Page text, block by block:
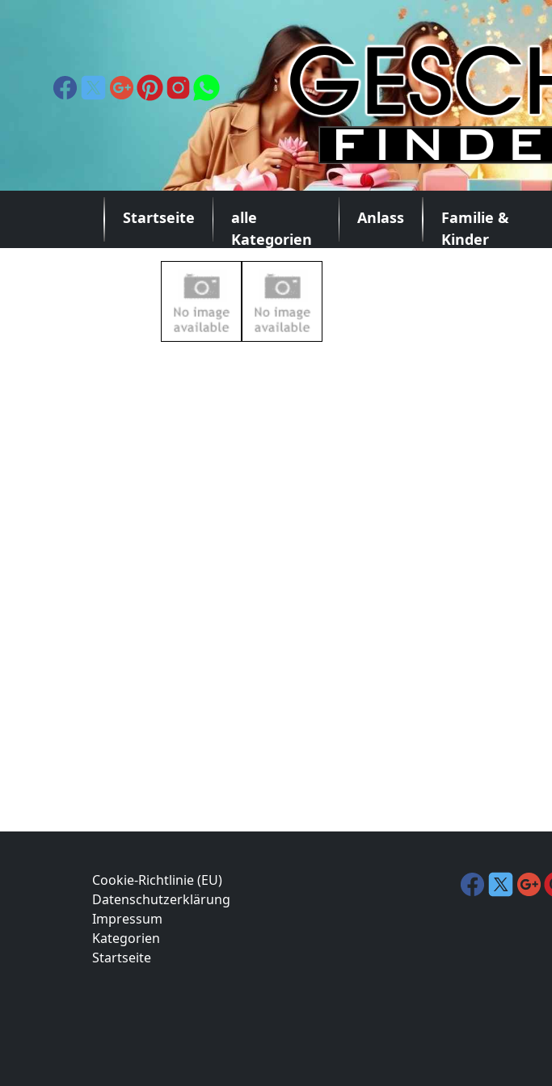
Startseite
alle
Kategorien
Anlass
Familie &
Kinder
Cookie-Richtlinie (EU)
Datenschutzerklärung
Impressum
Kategorien
Startseite